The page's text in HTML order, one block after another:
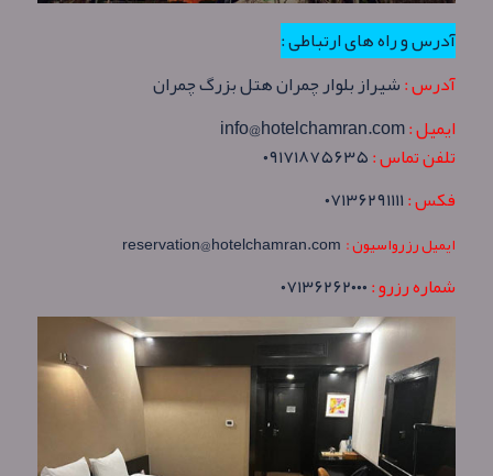
آدرس و راه های ارتباطی :
آدرس :شیراز بلوار چمران هتل بزرگ چمران
ایمیل :
تلفن تماس :
فکس :
ایمیل رزرواسیون :
شماره رزرو :